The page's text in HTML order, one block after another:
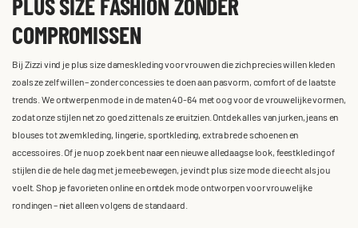
PLUS SIZE FASHION ZONDER
COMPROMISSEN
Bij Zizzi vind je plus size dameskleding voor vrouwen die zich precies willen kleden
zoals ze zelf willen – zonder concessies te doen aan pasvorm, comfort of de laatste
trends. We ontwerpen mode in de maten 40-64 met oog voor de vrouwelijke vormen,
zodat onze stijlen net zo goed zitten als ze eruitzien. Ontdek alles van jurken, jeans en
blouses tot zwemkleding, lingerie, sportkleding, extra brede schoenen en
accessoires. Of je nu op zoek bent naar een nieuwe alledaagse look, feestkleding of
stijlen die de hele dag met je meebewegen, je vindt plus size mode die echt als jou
voelt. Shop je favorieten online en ontdek mode ontworpen voor vrouwelijke
rondingen – niet alleen volgens de standaard.